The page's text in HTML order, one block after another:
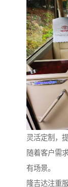
灵活定制，
随着客户需
有场景。
隆吉达注重